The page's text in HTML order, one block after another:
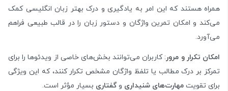
همراه هستند که این امر به یادگیری و درک بهتر زبان انگلیسی کمک
می‌کند و امکان تمرین واژگان و دستور زبان را در قالب طبیعی فراهم
می‌آورد.
امکان تکرار و مرور: کاربران می‌توانند بخش‌های خاصی از ویدئوها را برای
تمرکز بر درک مطالب یا تلفظ واژگان مشخص تکرار کنند، که این ویژگی
برای تقویت مهارت‌های شنیداری وگفتاری بسیار مؤثر است.